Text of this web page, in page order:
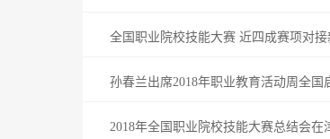
全国职业院校技能大赛 近四成赛项对接
孙春兰出席2018年职业教育活动周全
2018年全国职业院校技能大赛总结会在